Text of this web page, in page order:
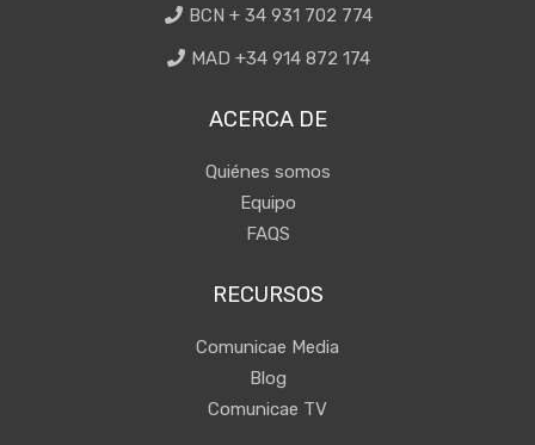
BCN + 34 931 702 774
MAD +34 914 872 174
ACERCA DE
Quiénes somos
Equipo
FAQS
RECURSOS
Comunicae Media
Blog
Comunicae TV